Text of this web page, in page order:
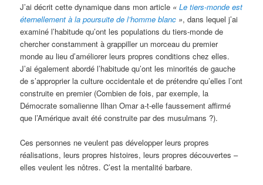
J’ai décrit cette dynamique dans mon article «Le tiers-monde est
éternellement à la poursuite de l’homme blanc », dans lequel j’ai
examiné l’habitude qu’ont les populations du tiers-monde de
chercher constamment à grappiller un morceau du premier
monde au lieu d’améliorer leurs propres conditions chez elles.
J’ai également abordé l’habitude qu’ont les minorités de gauche
de s’approprier la culture occidentale et de prétendre qu’elles l’ont
construite en premier (Combien de fois, par exemple, la
Démocrate somalienne Ilhan Omar a-t-elle faussement affirmé
que l’Amérique avait été construite par des musulmans ?).
Ces personnes ne veulent pas développer leurs propres
réalisations, leurs propres histoires, leurs propres découvertes –
elles veulent les nôtres. C’est la mentalité barbare.